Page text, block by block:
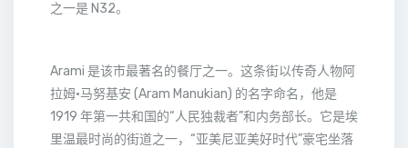
之一是 N32。
Arami 是该市最著名的餐厅之一。这条街以传奇人物阿
拉姆·马努基安 (Aram Manukian) 的名字命名，他是
1919 年第一共和国的“人民独裁者”和内务部长。它是埃
里温最时尚的街道之一，“亚美尼亚美好时代”豪宅坐落